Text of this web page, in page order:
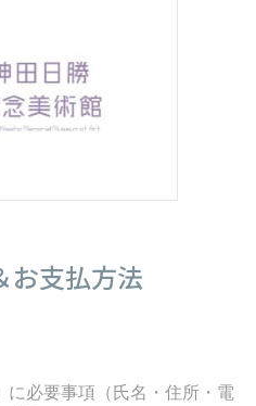
お支払方法
に必要事項（氏名・住所・電